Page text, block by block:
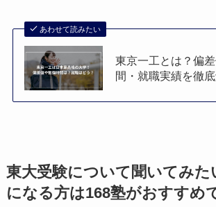
あわせて読みたい
東京一工とは？偏
間・就職実績を徹
東大受験について聞いてみた
になる方は168塾がおすすめ